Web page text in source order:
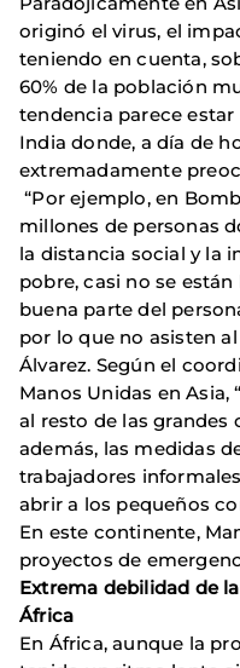
originó el virus, el
teniendo en cuenta,
60% de la población
tendencia parece
India donde, a día de
extremadamente
“Por ejemplo, en
millones de personas
la distancia social y la
pobre, casi no se
buena parte del
por lo que no asisten
Álvarez. Según el
Manos Unidas en
al resto de las grandes
además, las medidas
trabajadores
abrir a los pequeños
En este continente,
proyectos de
Extrema debilidad de
África
En África, aunque la